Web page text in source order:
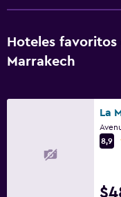
Hoteles
Marrakech
La
8,9